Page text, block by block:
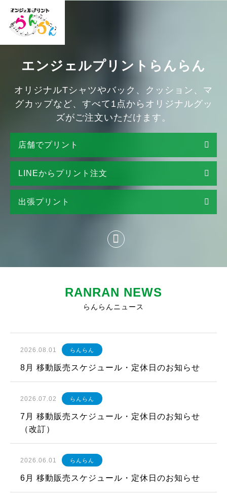
エンジェルプリントらんらん
オリジナルTシャツやバック、クッション、マ
グカップなど、 すべて1点からオリジナルグッ
ズがご注文いただけます。
店舗でプリント
LINEからプリント注文
出張プリント
RANRAN NEWS
らんらんニュース
2026.08.01 らんらん
8月 移動販売スケジュール・定休日のお知らせ
2026.07.02 らんらん
7月 移動販売スケジュール・定休日のお知らせ
（改訂）
2026.06.01 らんらん
6月 移動販売スケジュール・定休日のお知らせ